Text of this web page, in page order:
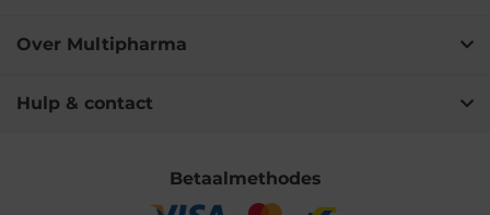
Over Multipharma
Hulp & contact
Betaalmethodes